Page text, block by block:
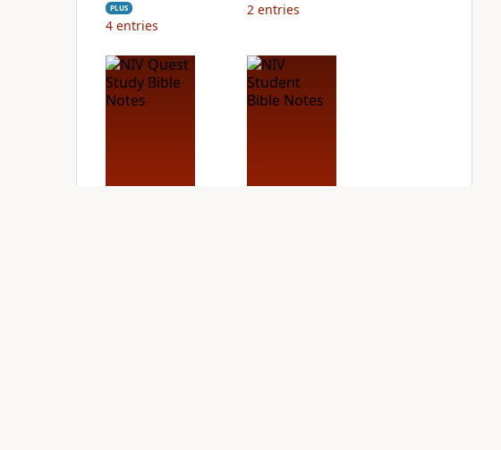
PLUS
4 entries
2 entries